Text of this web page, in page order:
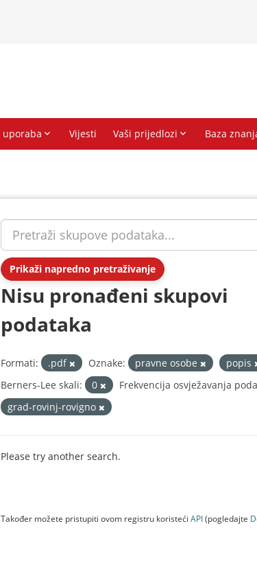
Prikaži napredno pretraživanje
Nisu pronađeni skupovi
podataka
Formati: .pdf Oznake: pravne osobe popis
Berners-Lee skali:
0 Frekvencija osvježavanja
grad-rovinj-rovigno
Please try another search.
Također možete pristupiti ovom registru koristeći API(pogledajte